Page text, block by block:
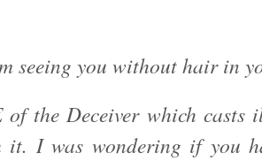
seeing you without hair in
of the Deceiver which
I was wondering if you